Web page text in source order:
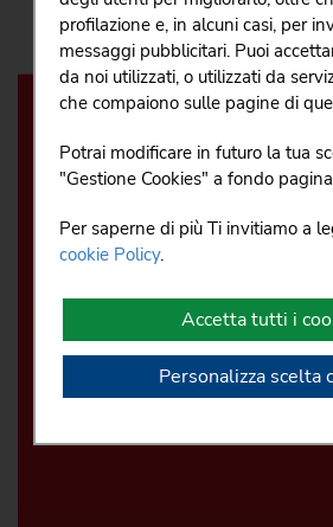
profilazione e, in alcuni casi, per
messaggi pubblicitari. Puoi
da noi utilizzati, o utilizzati da
che compaiono sulle pagine di
oppure puoi scegliere quali
rifiutare premendo il pulsante
"Rifiuta e prosegui" per
su questo sito accettando solo i
Potrai modificare in futuro la tua
"Gestione Cookies" a fondo
Per saperne di più Ti invitiamo a
cookie Policy.
Personalizza scelta
Accetta tutti i